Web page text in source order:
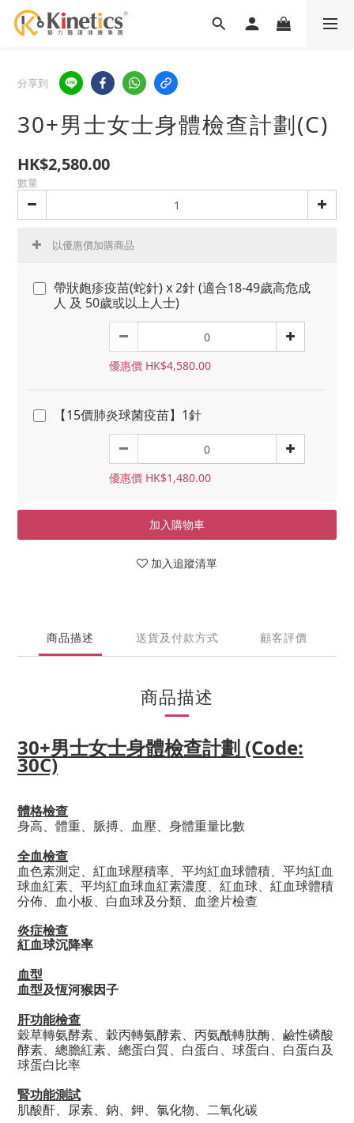
分享到
30+男士女士身體檢查計劃(C)
HK$2,580.00
數量
以優惠價加購商品
帶狀皰疹疫苗(蛇針) x 2針 (適合18-49歲高危成
人 及 50歲或以上人士)
優惠價 HK$4,580.00
【15價肺炎球菌疫苗】1針
優惠價 HK$1,480.00
加入購物車
加入追蹤清單
商品描述 送貨及付款方式 顧客評價
商品描述
30+男士女士身體檢查計劃 (Code:
30C)
體格檢查
身高、體重、脈搏、血壓、身體重量比數
全血檢查
血色素測定、紅血球壓積率、平均紅血球體積、平均紅血
球血紅素、平均紅血球血紅素濃度、紅血球、紅血球體積
分佈、血小板、白血球及分類、血塗片檢查
炎症檢查
紅血球沉降率
血型
血型及恆河猴因子
肝功能檢查
穀草轉氨酵素、穀丙轉氨酵素、丙氨酰轉肽酶、鹼性磷酸
酵素、總膽紅素、總蛋白質、白蛋白、球蛋白、白蛋白及
球蛋白比率
腎功能測試
肌酸酐、尿素、鈉、鉀、氯化物、二氧化碳